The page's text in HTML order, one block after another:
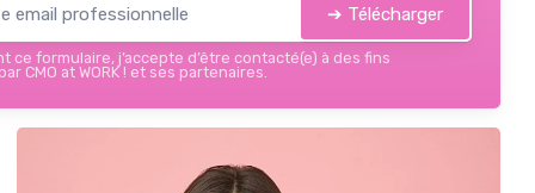
➔ Télécharger
ce formulaire, j’accepte d’être contacté(e) à des fins
CMO at WORK ! et ses partenaires.